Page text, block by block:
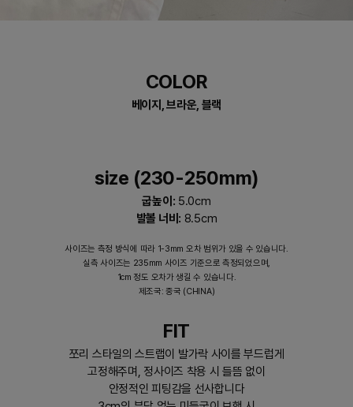
COLOR
베이지, 브라운, 블랙
size (230-250mm)
굽높이: 5.0cm
발볼 너비: 8.5cm
사이즈는 측정 방식에 따라 1-3mm 오차 범위가 있을 수 있습니다.
실측 사이즈는 235mm 사이즈 기준으로 측정되었으며,
1cm 정도 오차가 생길 수 있습니다.
제조국: 중국 (CHINA)
FIT
쪼리 스타일의 스트랩이 발가락 사이를 부드럽게
고정해주며, 정사이즈 착용 시 들뜸 없이
안정적인 피팅감을 선사합니다